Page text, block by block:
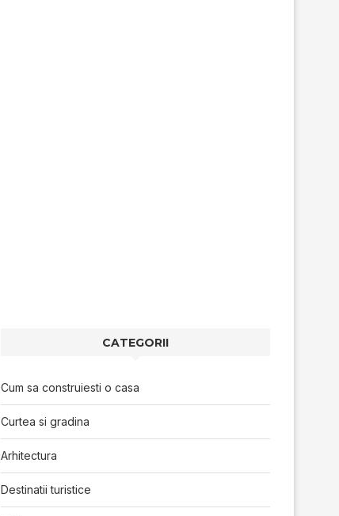
CATEGORII
Cum sa construiesti o casa
Curtea si gradina
Arhitectura
Destinatii turistice